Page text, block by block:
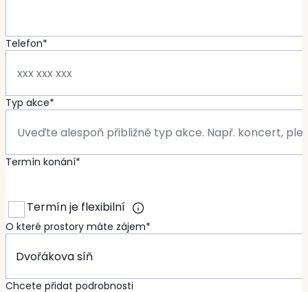
Telefon*
Typ akce*
Termín konání*
Termín je flexibilní
O které prostory máte zájem*
Chcete přidat podrobnosti